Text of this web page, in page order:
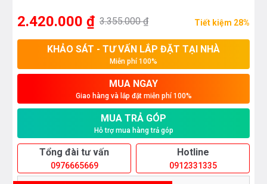
2.420.000 ₫ 3.355.000 ₫ Tiết kiệm 28%
KHẢO SÁT - TƯ VẤN LẮP ĐẶT TẠI NHÀ
Miễn phí 100%
MUA NGAY
Giao hàng và lắp đặt miễn phí 100%
MUA TRẢ GÓP
Hỗ trợ mua hàng trả góp
Tổng đài tư vấn
0976665669
Hotline
0912331335